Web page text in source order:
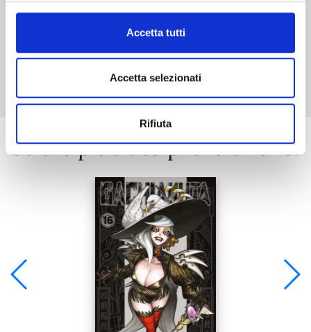
Accetta tutti
Accetta selezionati
Rifiuta
Mostra tutto
Se ti è piaciuto prova anche: